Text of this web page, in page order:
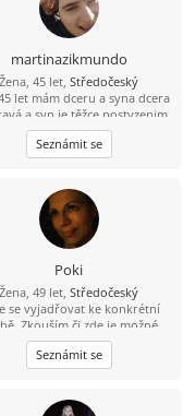
martinazikmundo
Žena, 45 let, Středočeský
let mám dceru a syna dcera
a syn je těžce postyzenim
se o něj 24 hodin denně jinak
ráda výlety procházky kino
dojdu s někým na kafe ????
Seznámit se
Poki
Žena, 49 let, Středočeský
se vyjadřovat ke konkrétní
Zkouším či zde je možné
lidskou duši pro život?
Seznámit se